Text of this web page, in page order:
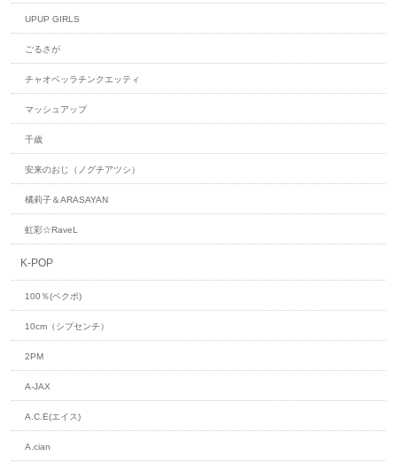
UPUP GIRLS
ごるさが
チャオベッラチンクエッティ
マッシュアップ
千歳
安来のおじ（ノグチアツシ）
橘莉子＆ARASAYAN
虹彩☆RaveL
K-POP
100％(ペクポ)
10cm（シプセンチ）
2PM
A-JAX
A.C.E(エイス)
A.cian